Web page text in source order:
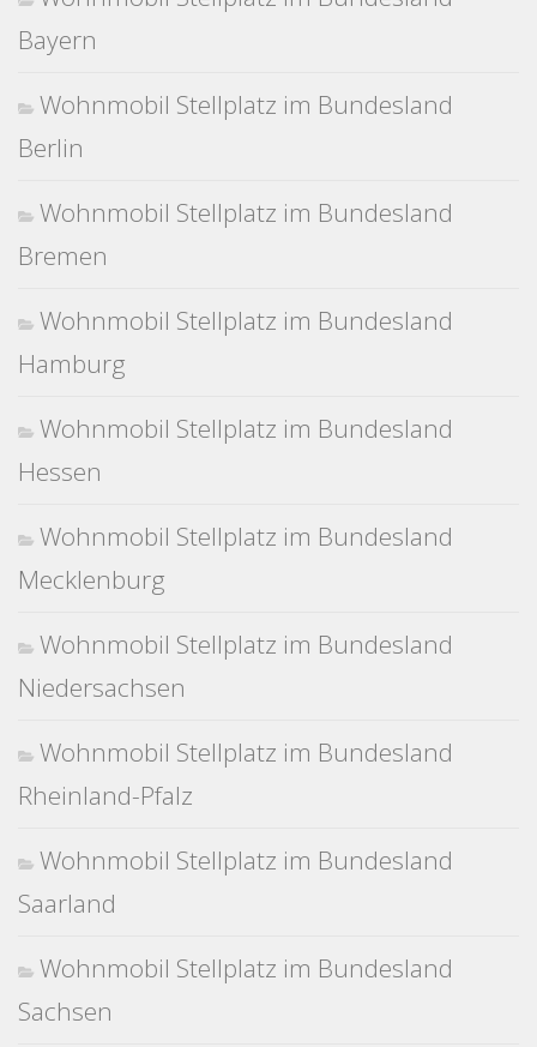
Bayern
Wohnmobil Stellplatz im Bundesland
Berlin
Wohnmobil Stellplatz im Bundesland
Bremen
Wohnmobil Stellplatz im Bundesland
Hamburg
Wohnmobil Stellplatz im Bundesland
Hessen
Wohnmobil Stellplatz im Bundesland
Mecklenburg
Wohnmobil Stellplatz im Bundesland
Niedersachsen
Wohnmobil Stellplatz im Bundesland
Rheinland-Pfalz
Wohnmobil Stellplatz im Bundesland
Saarland
Wohnmobil Stellplatz im Bundesland
Sachsen